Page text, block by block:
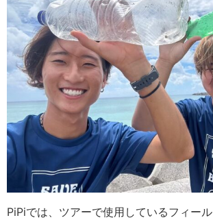
PiPiでは、ツアーで使用しているフィー